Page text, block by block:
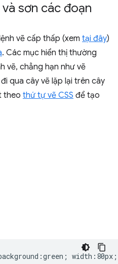
sơn các đoạn
vẽ cấp thấp (xem tại đây)
. Các mục hiển thị thường
vẽ, chẳng hạn như vẽ
qua cây vẽ lặp lại trên cây
theo thứ tự vẽ CSS để tạo